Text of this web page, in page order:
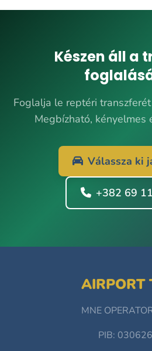
Készen áll a
Foglalja le reptéri
Megbízható, kényelmes
Válassza ki
+382 69
AIRPORT
MNE
PIB: